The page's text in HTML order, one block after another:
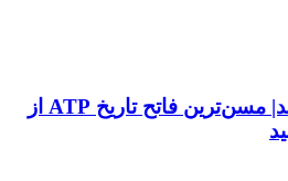
جوکوویچ قهرمان آتن شد| مسن‌ترین فاتح تاریخ ATP از